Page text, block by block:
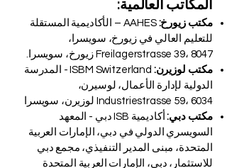
© جميع الحقوق محفوظة.
مجموعة VBNN للتعليم الذكي (VBNN FZE
LLC - رقم الترخيص
262425649888،
عجمان، الإمارات العربية المتحدة)
المكاتب العالمية:
مكتب زيورخ:
AAHES – الأكاديمية المستقلة
للتعليم العالي في زيورخ، سويسرا،
Freilagerstrasse 39، 8047 زيورخ، سويسرا.
مكتب لوزيرن:
ISBM Switzerland - المدرسة